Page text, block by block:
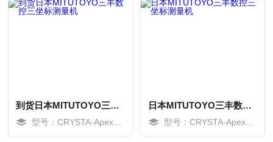
到货日本MITUTOYO三丰数控三坐标测量机
型号：CRYSTA-ApexV162012
日本MITUTOYO三丰数控三坐标测量机
型号：CRYSTA-ApexV162012